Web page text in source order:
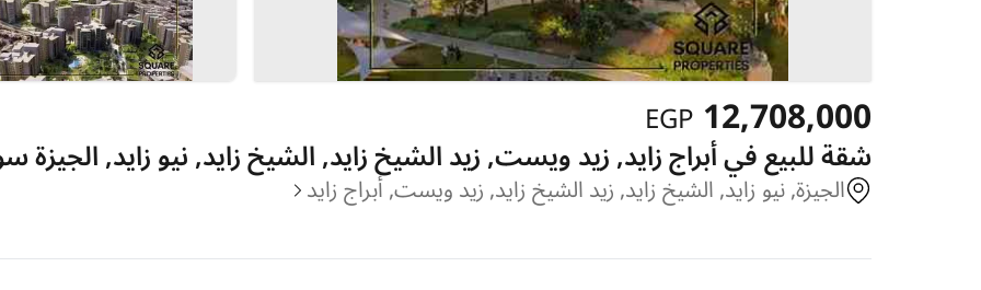
12,708,000
EGP
شقة للبيع في أبراج زايد, زيد ويست, زيد الشيخ زايد, الشيخ زايد, نيو زايد,
الجيزة, نيو زايد, الشيخ زايد, زيد الشيخ زايد, زيد ويست, أبراج زايد